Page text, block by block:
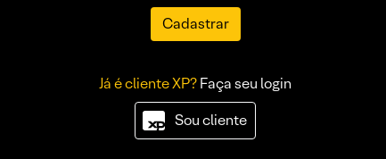
Cadastrar
Já é cliente XP?Faça seu login
Sou cliente